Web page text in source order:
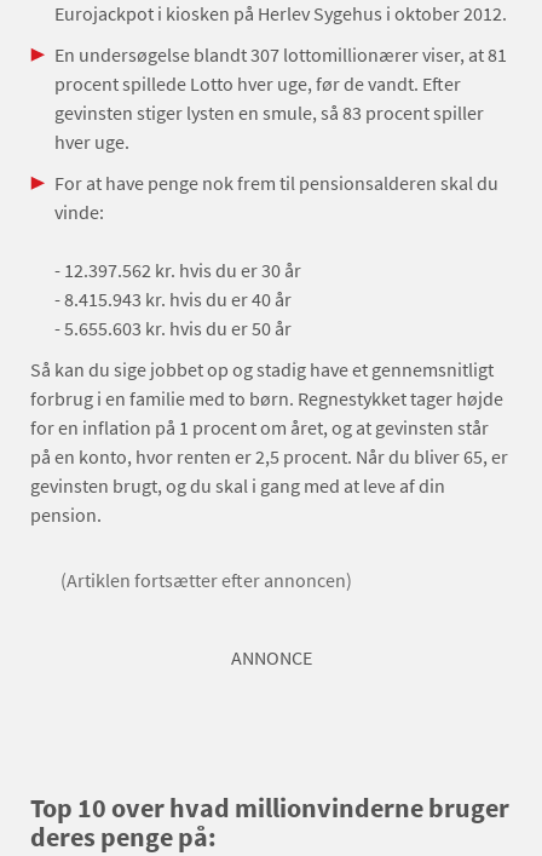
Eurojackpot i kiosken på Herlev Sygehus i oktober 2012.
En undersøgelse blandt 307 lottomillionærer viser, at 81
procent spillede Lotto hver uge, før de vandt. Efter
gevinsten stiger lysten en smule, så 83 procent spiller
hver uge.
For at have penge nok frem til pensionsalderen skal du
vinde:
- 12.397.562 kr. hvis du er 30 år
- 8.415.943 kr. hvis du er 40 år
- 5.655.603 kr. hvis du er 50 år
Så kan du sige jobbet op og stadig have et gennemsnitligt
forbrug i en familie med to børn. Regnestykket tager højde
for en inflation på 1 procent om året, og at gevinsten står
på en konto, hvor renten er 2,5 procent. Når du bliver 65, er
gevinsten brugt, og du skal i gang med at leve af din
pension.
(Artiklen fortsætter efter annoncen)
ANNONCE
Top 10 over hvad millionvinderne bruger
deres penge på: